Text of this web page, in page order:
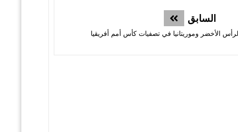
السابق
الأخضر وموريتانيا في تصفيات كأس أمم أفريقيا